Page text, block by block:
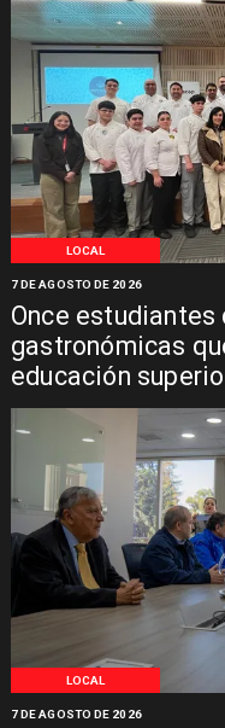
LOCAL
Once
gastronómicas
educación
7 DE AGOSTO DE 2026
LOCAL
7 DE AGOSTO DE 2026